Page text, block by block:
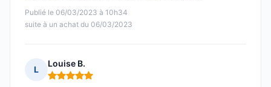
Publié le 06/03/2023 à 10h34
suite à un achat du 06/03/2023
L
Louise B.
Note : 5 sur 5